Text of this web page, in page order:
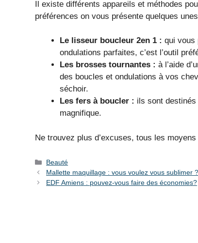
Il existe différents appareils et méthodes
préférences on vous présente quelques
Le lisseur boucleur 2en 1 : qui vous
ondulations parfaites, c’est l’outil
Les brosses tournantes : à l’aide
des boucles et ondulations à vos
séchoir.
Les fers à boucler : ils sont
magnifique.
Ne trouvez plus d’excuses, tous les
Catégories
Beauté
Mallette maquillage : vous voulez vous sublimer ?
EDF Amiens : pouvez-vous faire des économies?